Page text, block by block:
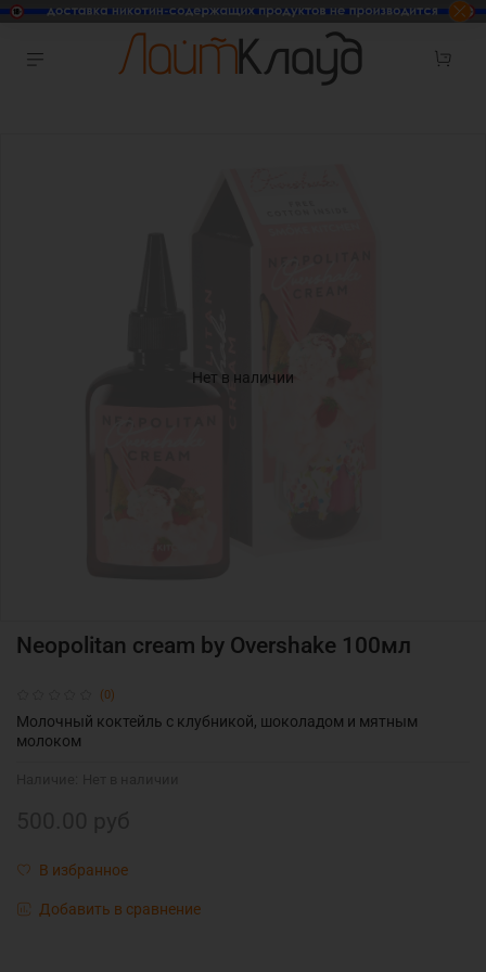
Нет в наличии
(0)
Neopolitan cream by Overshake 100мл
В избранное
Добавить в сравнение
Молочный коктейль с клубникой, шоколадом и мятным
молоком